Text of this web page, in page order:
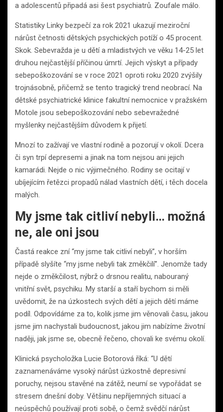
a adolescentů připadá asi šest psychiatrů. Zoufale málo.
Statistiky Linky bezpečí za rok 2021 ukazují meziroční
nárůst četnosti dětských psychických potíží o 45 procent.
Skok. Sebevražda je u dětí a mladistvých ve věku 14-25 let
druhou nejčastější příčinou úmrtí. Jejich výskyt a případy
sebepoškozování se v roce 2021 oproti roku 2020 zvýšily
trojnásobně, přičemž se tento tragický trend neobrací. Na
dětské psychiatrické klinice fakultní nemocnice v pražském
Motole jsou sebepoškozování nebo sebevražedné
myšlenky nejčastějším důvodem k přijetí.
Mnozí to zažívají ve vlastní rodině a pozorují v okolí. Dcera
či syn trpí depresemi a jinak na tom nejsou ani jejich
kamarádi. Nejde o nic výjimečného. Rodiny se ocitají v
ubíjejícím řetězci propadů nálad vlastních dětí, i těch docela
malých.
My jsme tak citliví nebyli… možná
ne, ale oni jsou
Častá reakce zní “my jsme tak citliví nebyli”, v horším
případě slyšíte “my jsme nebyli tak změkčilí”. Jenomže tady
nejde o změkčilost, nýbrž o drsnou realitu, nabouraný
vnitřní svět, psychiku. My starší a staří bychom si měli
uvědomit, že na úzkostech svých dětí a jejich dětí máme
podíl. Odpovídáme za to, kolik jsme jim věnovali času, jakou
jsme jim nachystali budoucnost, jakou jim nabízíme životní
naději, jak jsme se, obecně řečeno, chovali ke svému okolí.
Klinická psycholožka Lucie Botorová říká: “U dětí
zaznamenáváme vysoký nárůst úzkostně depresivní
poruchy, nejsou stavěné na zátěž, neumí se vypořádat se
stresem dnešní doby. Většinu nepříjemných situací a
neúspěchů používají proti sobě, o čemž svědčí nárůst